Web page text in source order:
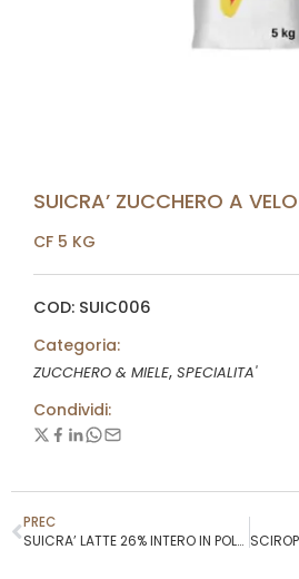
SUICRA’ ZUCCHERO A VELO
CF 5 KG
COD: SUIC006
Categoria:
ZUCCHERO & MIELE, SPECIALITA'
Condividi:
PREC
SUICRA’ LATTE 26% INTERO IN POLVERE